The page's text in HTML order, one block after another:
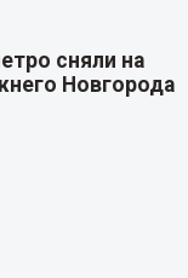
сняли на
Новгорода